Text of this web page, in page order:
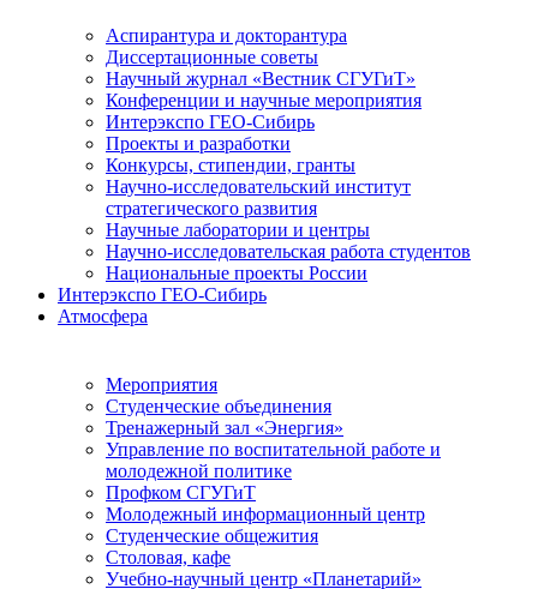
Аспирантура и докторантура
Диссертационные советы
Научный журнал «Вестник СГУГиТ»
Конференции и научные мероприятия
Интерэкспо ГЕО-Сибирь
Проекты и разработки
Конкурсы, стипендии, гранты
Научно-исследовательский институт
стратегического развития
Научные лаборатории и центры
Научно-исследовательская работа студентов
Национальные проекты России
Интерэкспо ГЕО-Сибирь
Атмосфера
Мероприятия
Студенческие объединения
Тренажерный зал «Энергия»
Управление по воспитательной работе и
молодежной политике
Профком СГУГиТ
Молодежный информационный центр
Студенческие общежития
Столовая, кафе
Учебно-научный центр «Планетарий»